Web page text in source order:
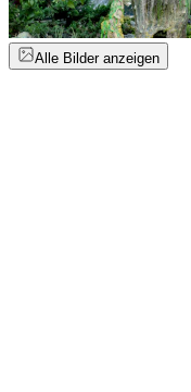
Alle Bilder anzeigen